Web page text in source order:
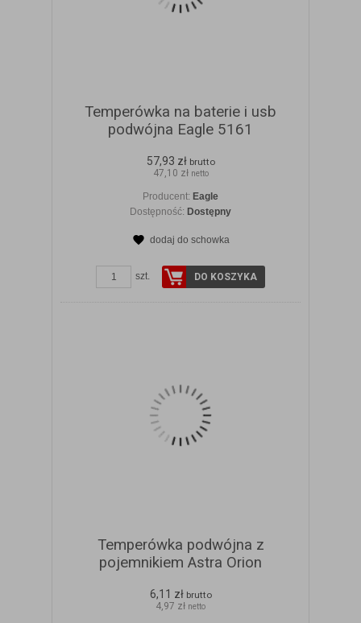
Temperówka na baterie i usb
podwójna Eagle 5161
57,93 zł brutto
47,10 zł netto
Producent: Eagle
Dostępność: Dostępny
dodaj do schowka
szt. DO KOSZYKA
Temperówka podwójna z
pojemnikiem Astra Orion
6,11 zł brutto
4,97 zł netto